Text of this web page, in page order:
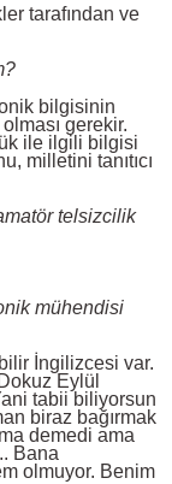
tarafından ve
bilgisinin
gerekir.
ile ilgili bilgisi
milletini tanıtıcı
telsizcilik
mühendisi
İngilizcesi var.
Eylül
tabii biliyorsun
biraz bağırmak
demedi ama
Bana
olmuyor. Benim